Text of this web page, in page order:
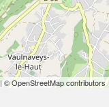
| © OpenStreetMap contributors